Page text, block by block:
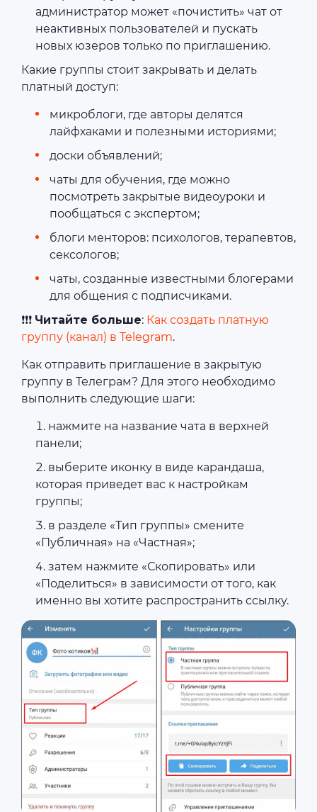
администратор может «почистить» чат от
неактивных пользователей и пускать
новых юзеров только по приглашению.
Какие группы стоит закрывать и делать
платный доступ:
микроблоги, где авторы делятся
лайфхаками и полезными историями;
доски объявлений;
чаты для обучения, где можно
посмотреть закрытые видеоуроки и
пообщаться с экспертом;
блоги менторов: психологов, терапевтов,
сексологов;
чаты, созданные известными блогерами
для общения с подписчиками.
❗❗❗ Читайте больше: Как создать платную
группу (канал) в Telegram.
Как отправить приглашение в закрытую
группу в Телеграм? Для этого необходимо
выполнить следующие шаги:
нажмите на название чата в верхней
панели;
выберите иконку в виде карандаша,
которая приведет вас к настройкам
группы;
в разделе «Тип группы» смените
«Публичная» на «Частная»;
затем нажмите «Скопировать» или
«Поделиться» в зависимости от того, как
именно вы хотите распространить ссылку.